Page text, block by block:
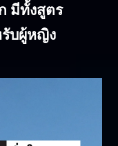
มีทั้งสูตร
บผู้หญิง